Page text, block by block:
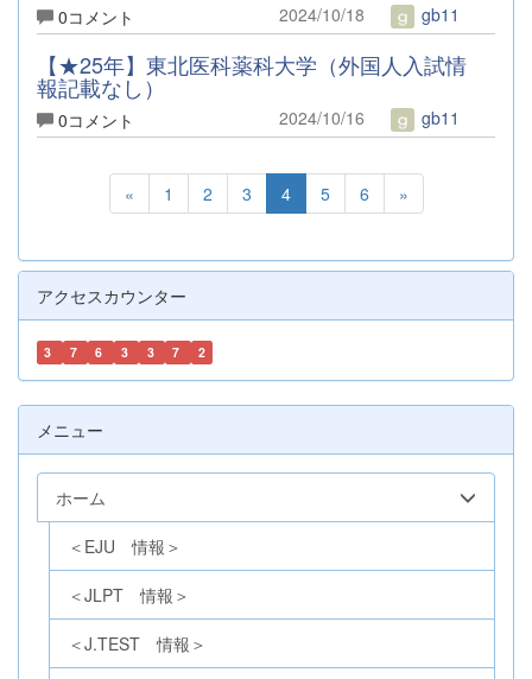
0コメント 2024/10/18 gb11
【★25年】東北医科薬科大学（外国人入試情
報記載なし）
0コメント 2024/10/16 gb11
« 1 2 3 4 5 6 »
アクセスカウンター
3 7 6 3 3 7 2
メニュー
ホーム
＜EJU 情報＞
＜JLPT 情報＞
＜J.TEST 情報＞